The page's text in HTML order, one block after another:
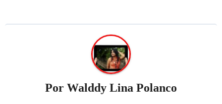
Por Walddy Lina Polanco